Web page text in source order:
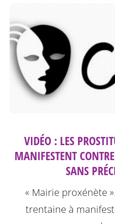
VIDÉO : LES
MANIFESTENT
SANS
« Mairie proxénète
trentaine à